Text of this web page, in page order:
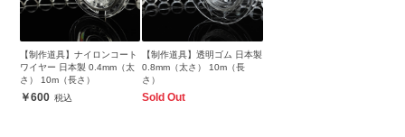
【制作道具】ナイロンコート
ワイヤー 日本製 0.4mm（太
さ） 10m（長さ）
600
【制作道具】透明ゴム 日本製
0.8mm（太さ） 10m（長
さ）
Sold Out